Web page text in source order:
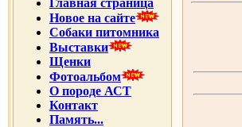
Главная страница
Новое на сайте
Собаки питомника
Выставки
Щенки
Фотоальбом
О породе АСТ
Контакт
Память...